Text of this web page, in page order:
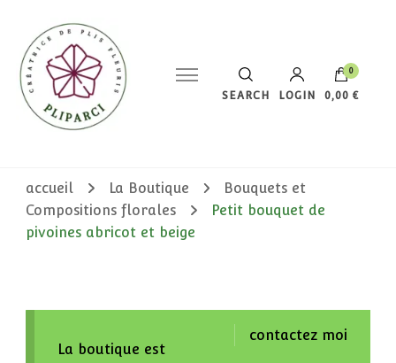
SEARCH LOGIN
0
0,00 €
accueil La Boutique
Bouquets et
Compositions florales
Petit bouquet de
pivoines abricot et beige
contactez moi
La boutique est